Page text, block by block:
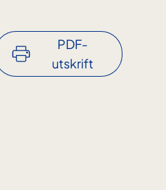
PDF-
utskrift